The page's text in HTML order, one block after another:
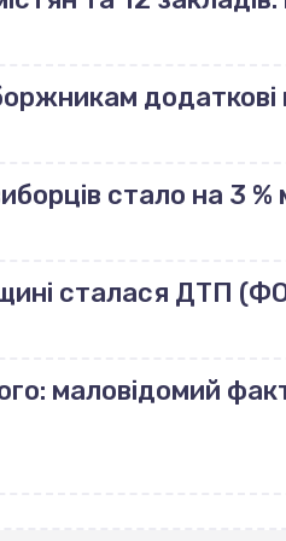
додаткові
стало на 3
сталася ДТП
маловідомий